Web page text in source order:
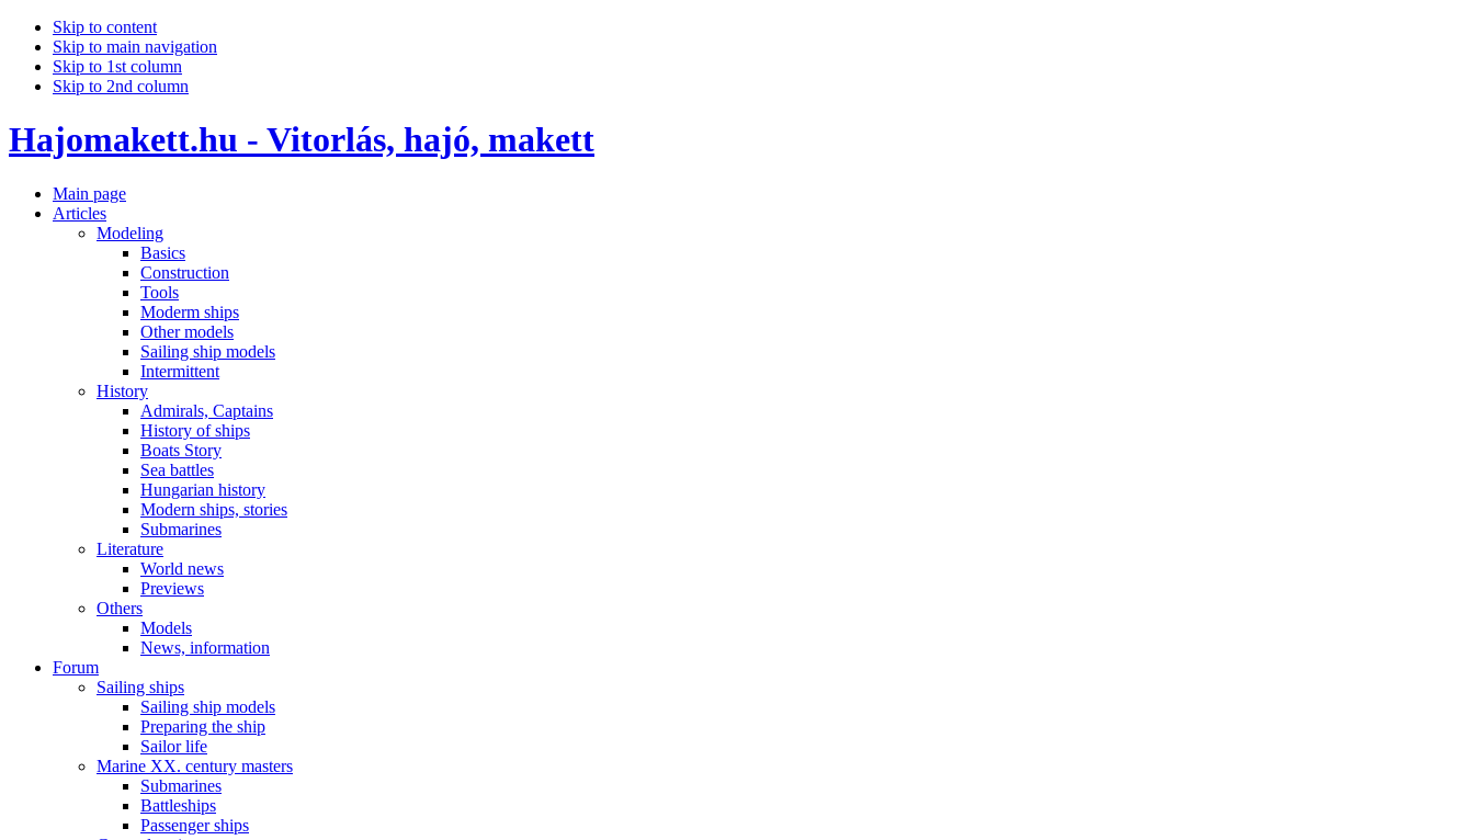
Skip to content
Skip to main navigation
Skip to 1st column
Skip to 2nd column
Hajomakett.hu - Vitorlás, hajó, makett
Main page
Articles
Modeling
Basics
Construction
Tools
Moderm ships
Other models
Sailing ship models
Intermittent
History
Admirals, Captains
History of ships
Boats Story
Sea battles
Hungarian history
Modern ships, stories
Submarines
Literature
World news
Previews
Others
Models
News, information
Forum
Sailing ships
Sailing ship models
Preparing the ship
Sailor life
Marine XX. century masters
Submarines
Battleships
Passenger ships